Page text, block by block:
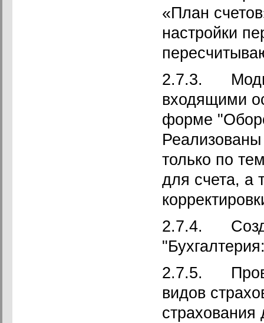
«План
настройки
2.7.3.
входящими
форме
только по
для счета, а
2.7.4.
2.7.5.
видов
страхования